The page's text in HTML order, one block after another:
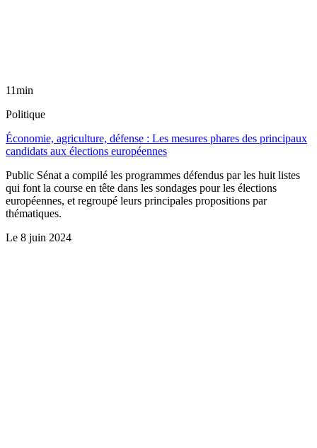
11min
Politique
Économie, agriculture, défense : Les mesures phares des principaux
candidats aux élections européennes
Public Sénat a compilé les programmes défendus par les huit listes
qui font la course en tête dans les sondages pour les élections
européennes, et regroupé leurs principales propositions par
thématiques.
Le 8 juin 2024